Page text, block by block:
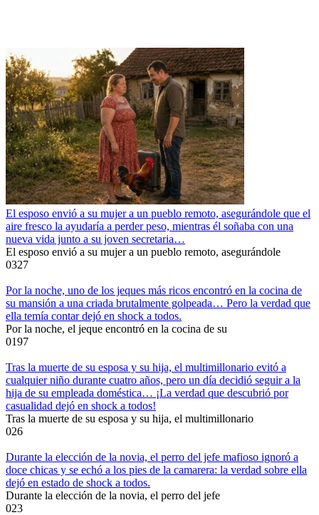
El esposo envió a su mujer a un pueblo remoto, asegurándole que el
aire fresco la ayudaría a perder peso, mientras él soñaba con una
nueva vida junto a su joven secretaria…
El esposo envió a su mujer a un pueblo remoto, asegurándole
0327
Por la noche, uno de los jeques más ricos encontró en la cocina de
su mansión a una criada brutalmente golpeada… Pero la verdad que
ella temía contar dejó en shock a todos.
Por la noche, el jeque encontró en la cocina de su
0197
Tras la muerte de su esposa y su hija, el multimillonario evitó a
cualquier niño durante cuatro años, pero un día decidió seguir a la
hija de su empleada doméstica… ¡La verdad que descubrió por
casualidad dejó en shock a todos!
Tras la muerte de su esposa y su hija, el multimillonario
026
Durante la elección de la novia, el perro del jefe mafioso ignoró a
doce chicas y se echó a los pies de la camarera: la verdad sobre ella
dejó en estado de shock a todos.
Durante la elección de la novia, el perro del jefe
023